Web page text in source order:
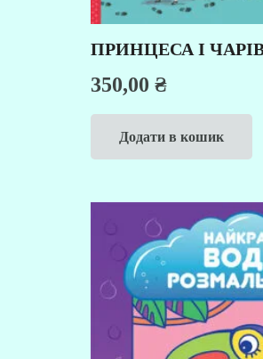
ПРИНЦЕСА І
350,00 ₴
Додати в кошик